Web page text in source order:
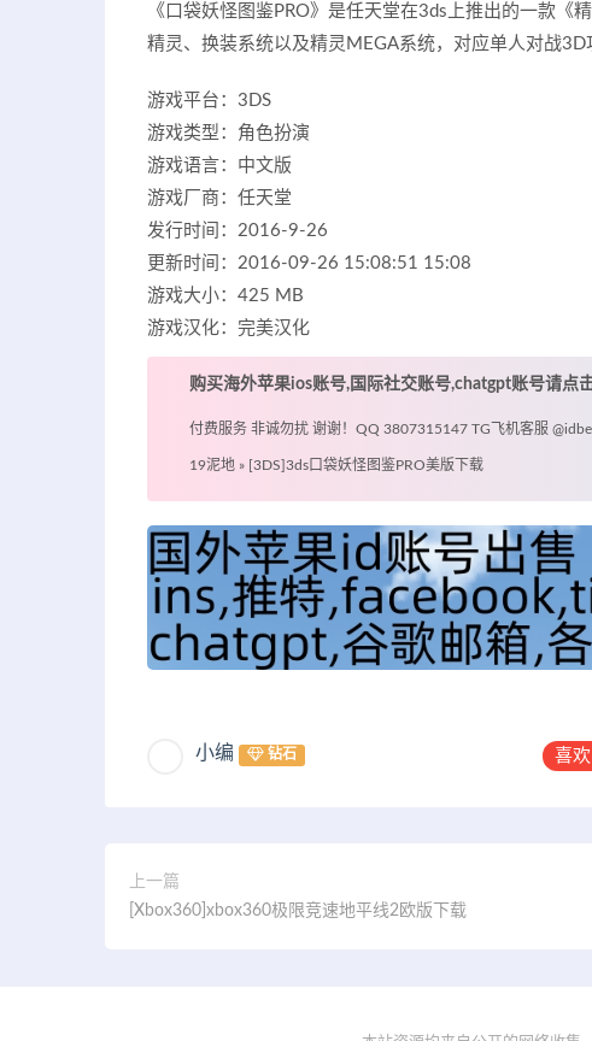
《口袋妖怪图鉴PRO》是任天堂在3ds上推出的一款
精灵、换装系统以及精灵MEGA系统，对应单人对战
游戏平台：3DS
游戏类型：角色扮演
游戏语言：中文版
游戏厂商：任天堂
发行时间：2016-9-26
更新时间：2016-09-26 15:08:51 15:08
游戏大小：425 MB
游戏汉化：完美汉化
购买海外苹果ios账号,国际社交账号,chatgpt账号请点
付费服务 非诚勿扰 谢谢！QQ 3807315147 TG飞机客服
19泥地 » [3DS]3ds口袋妖怪图鉴PRO美版下载
小编 钻石 喜
上一篇
[Xbox360]xbox360极限竞速地平线2欧版下载